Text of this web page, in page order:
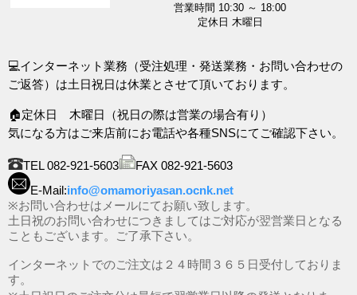
営業時間 10:30 ～ 18:00
定休日 木曜日
💻インターネット業務（受注処理・発送業務・お問い合わせの
ご返答）は土日祝日は休業とさせて頂いております。
🏠定休日 木曜日（祝日の際は営業の場合有り）
気になる方はご来店前にお電話や各種SNSにてご確認下さい。
TEL 082-921-5603
FAX 082-921-5603
E-Mail:info@omamoriyasan.ocnk.net
※お問い合わせはメールにてお願い致します。
土日祝のお問い合わせにつきましてはご対応が翌営業日となる
こともございます。ご了承下さい。
インターネットでのご注文は２４時間３６５日受付しておりま
す。